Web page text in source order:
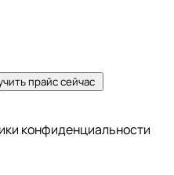
прайс сейчас
конфиденциальности